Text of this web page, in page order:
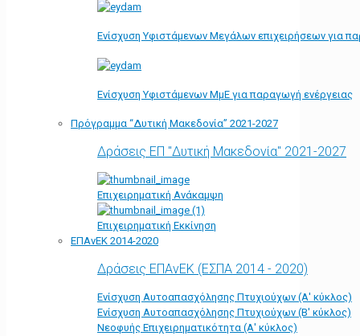
Ενίσχυση Υφιστάμενων Μεγάλων επιχειρήσεων για
Ενίσχυση Υφιστάμενων ΜμΕ για παραγωγή ενέργειας
Πρόγραμμα “Δυτική Μακεδονία” 2021-2027
Δράσεις ΕΠ "Δυτική Μακεδονία" 2021-2027
Επιχειρηματική Ανάκαμψη
Επιχειρηματική Εκκίνηση
ΕΠΑνΕΚ 2014-2020
Δράσεις ΕΠΑνΕΚ (ΕΣΠΑ 2014 - 2020)
Ενίσχυση Αυτοαπασχόλησης Πτυχιούχων (Α' κύκλος)
Ενίσχυση Αυτοαπασχόλησης Πτυχιούχων (Β' κύκλος)
Νεοφυής Επιχειρηματικότητα (Α' κύκλος)